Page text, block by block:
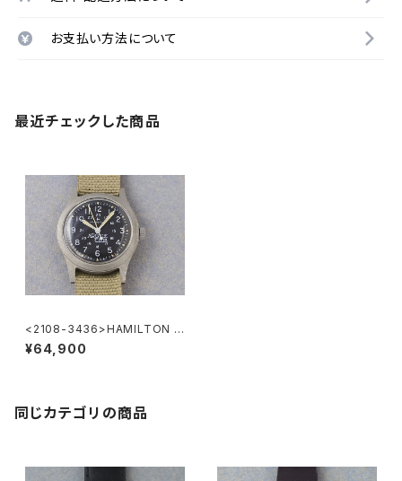
お支払い方法について
最近チェックした商品
<2108-3436>HAMILTON K
haki "ARGYLE CLUB" Ref.9
219
¥64,900
同じカテゴリの商品